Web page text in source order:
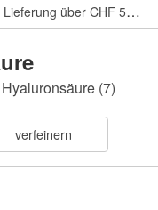
Lieferung über CHF 56.00 »
Hyaluronsäure(7)
verfeinern